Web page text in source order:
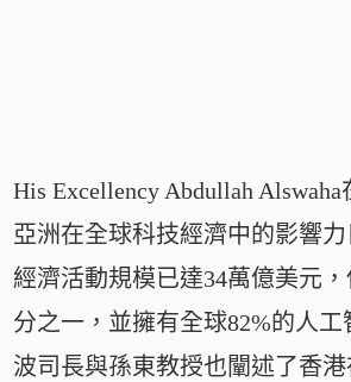
His Excellency Abdullah Alswaha
亞洲在全球科技經濟中的影響
經濟活動規模已達34萬億美元
分之一，並擁有全球82%的人
波司長與孫東教授也闡述了香